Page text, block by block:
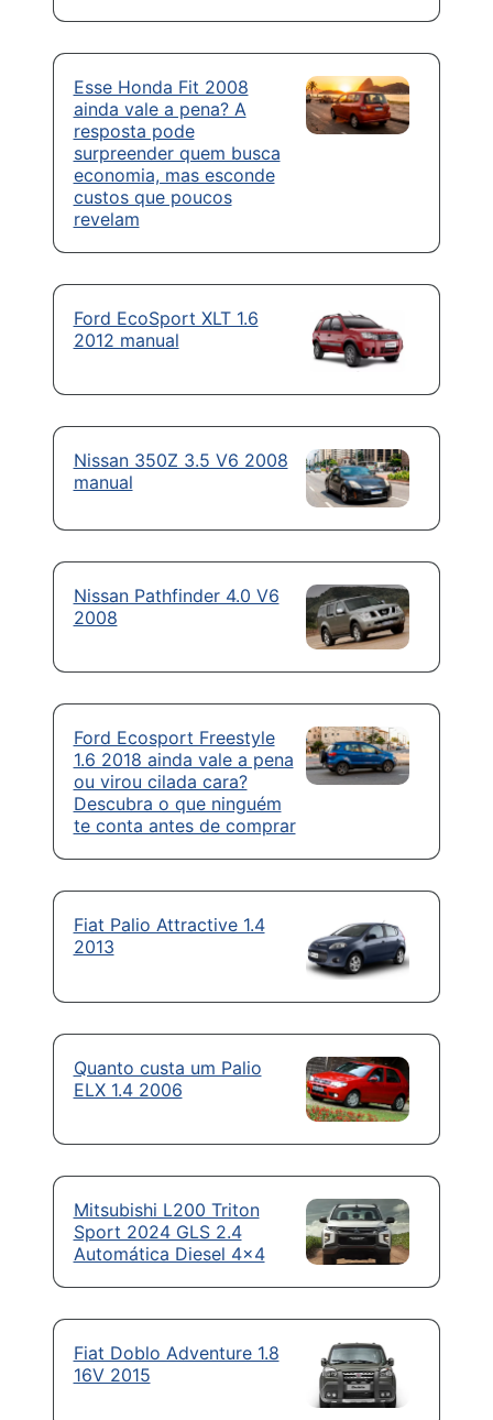
Esse Honda Fit 2008
ainda vale a pena? A
resposta pode
surpreender quem busca
economia, mas esconde
custos que poucos
revelam
Ford EcoSport XLT 1.6
2012 manual
Nissan 350Z 3.5 V6 2008
manual
Nissan Pathfinder 4.0 V6
2008
Ford Ecosport Freestyle
1.6 2018 ainda vale a pena
ou virou cilada cara?
Descubra o que ninguém
te conta antes de comprar
Fiat Palio Attractive 1.4
2013
Quanto custa um Palio
ELX 1.4 2006
Mitsubishi L200 Triton
Sport 2024 GLS 2.4
Automática Diesel 4×4
Fiat Doblo Adventure 1.8
16V 2015